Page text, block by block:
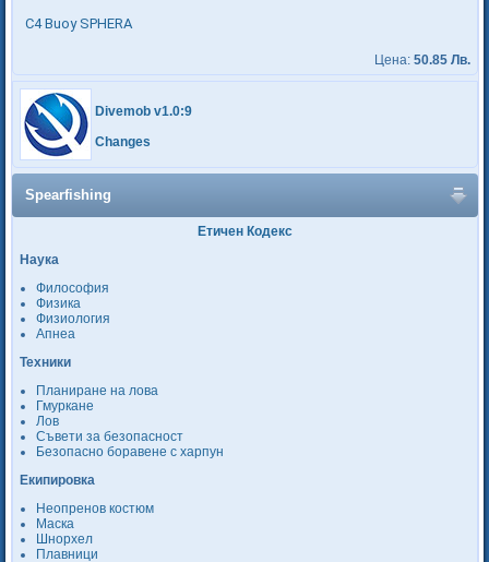
C4 Buoy SPHERA
Цена: 50.85 Лв.
Divemob v1.0:9
Changes
Spearfishing
Етичен Кодекс
Наука
Философия
Физика
Физиология
Апнеа
Техники
Планиране на лова
Гмуркане
Лов
Съвети за безопасност
Безопасно боравене с харпун
Екипировка
Неопренов костюм
Маска
Шнорхел
Плавници